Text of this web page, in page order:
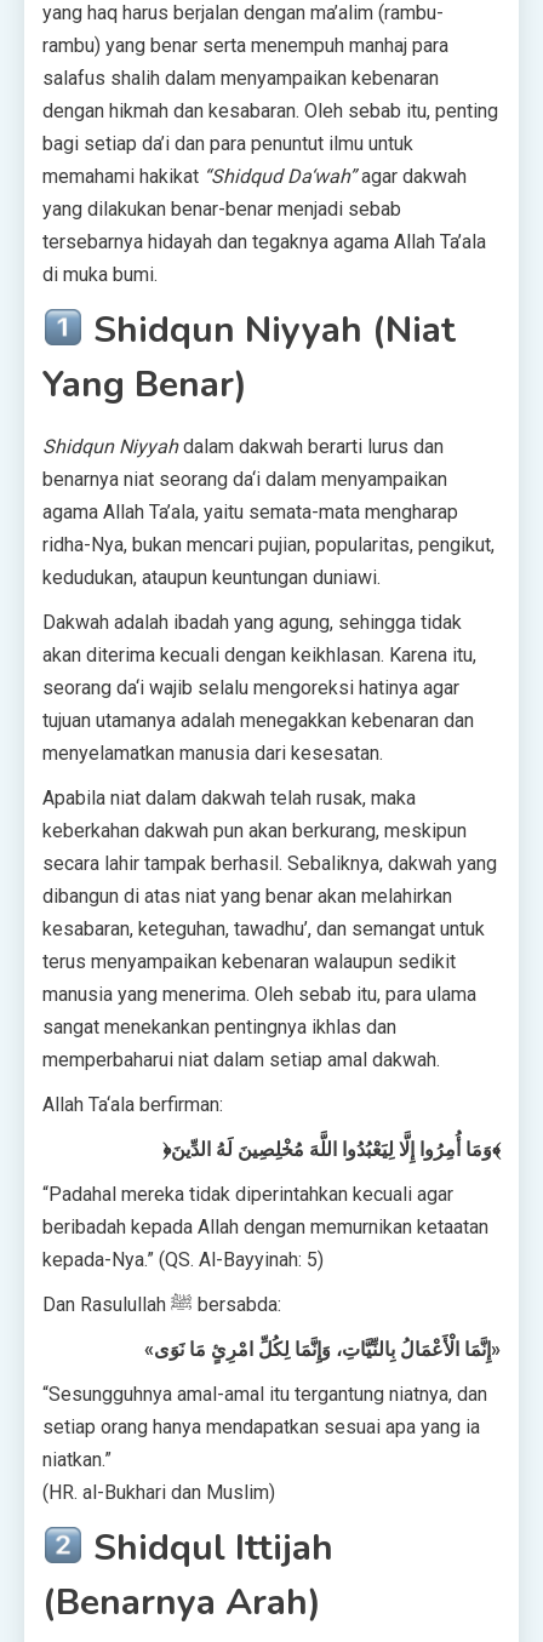
yang haq harus berjalan dengan ma’alim (rambu-
rambu) yang benar serta menempuh manhaj para
salafus shalih dalam menyampaikan kebenaran
dengan hikmah dan kesabaran. Oleh sebab itu, penting
bagi setiap da’i dan para penuntut ilmu untuk
memahami hakikat “Shidqud Da‘wah”agar dakwah
yang dilakukan benar-benar menjadi sebab
tersebarnya hidayah dan tegaknya agama Allah Ta’ala
di muka bumi.
Shidqun Niyyah (Niat
Yang Benar)
Shidqun Niyyahdalam dakwah berarti lurus dan
benarnya niat seorang da‘i dalam menyampaikan
agama Allah Ta’ala, yaitu semata-mata mengharap
ridha-Nya, bukan mencari pujian, popularitas, pengikut,
kedudukan, ataupun keuntungan duniawi.
Dakwah adalah ibadah yang agung, sehingga tidak
akan diterima kecuali dengan keikhlasan. Karena itu,
seorang da‘i wajib selalu mengoreksi hatinya agar
tujuan utamanya adalah menegakkan kebenaran dan
menyelamatkan manusia dari kesesatan.
Apabila niat dalam dakwah telah rusak, maka
keberkahan dakwah pun akan berkurang, meskipun
secara lahir tampak berhasil. Sebaliknya, dakwah yang
dibangun di atas niat yang benar akan melahirkan
kesabaran, keteguhan, tawadhu’, dan semangat untuk
terus menyampaikan kebenaran walaupun sedikit
manusia yang menerima. Oleh sebab itu, para ulama
sangat menekankan pentingnya ikhlas dan
memperbaharui niat dalam setiap amal dakwah.
Allah Ta‘ala berfirman:
﴿وَمَا أُمِرُوا إِلَّا لِيَعْبُدُوا اللَّهَ مُخْلِصِينَ لَهُ الدِّينَ﴾
“Padahal mereka tidak diperintahkan kecuali agar
beribadah kepada Allah dengan memurnikan ketaatan
kepada-Nya.” (QS. Al-Bayyinah: 5)
Dan Rasulullah ﷺ bersabda:
«إِنَّمَا الْأَعْمَالُ بِالنِّيَّاتِ، وَإِنَّمَا لِكُلِّ امْرِئٍ مَا نَوَى»
“Sesungguhnya amal-amal itu tergantung niatnya, dan
setiap orang hanya mendapatkan sesuai apa yang ia
niatkan.”
(HR. al-Bukhari dan Muslim)
Shidqul Ittijah
(Benarnya Arah)